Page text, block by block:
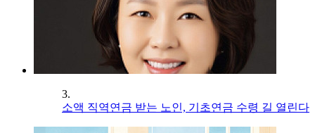
3.
소액 직역연금 받는 노인, 기초연금 수령 길 열린다